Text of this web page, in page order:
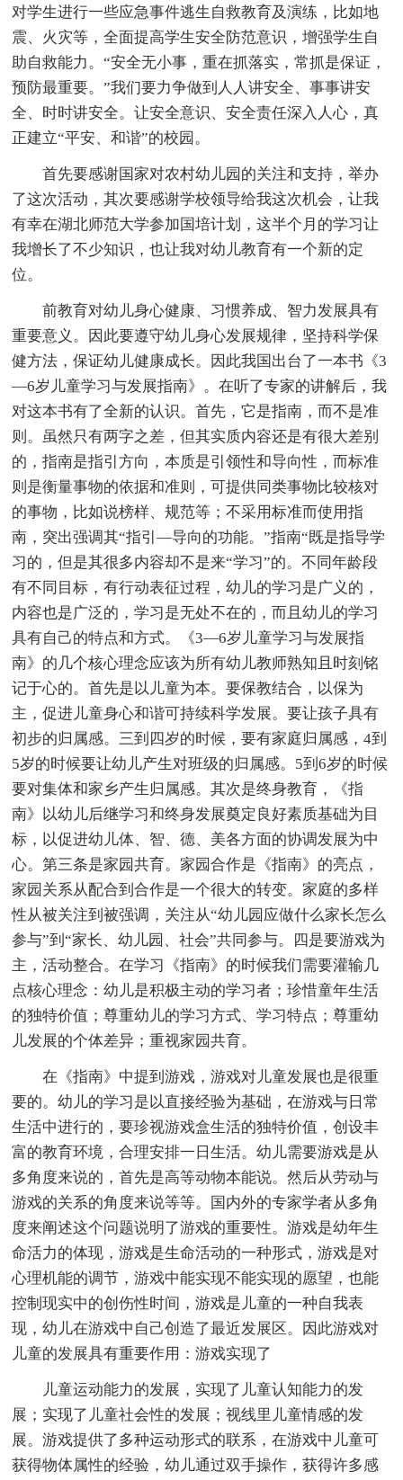
对学生进行一些应急事件逃生自救教育及演练，比如地
震、火灾等，全面提高学生安全防范意识，增强学生自
助自救能力。“安全无小事，重在抓落实，常抓是保证，
预防最重要。”我们要力争做到人人讲安全、事事讲安
全、时时讲安全。让安全意识、安全责任深入人心，真
正建立“平安、和谐”的校园。
首先要感谢国家对农村幼儿园的关注和支持，举办
了这次活动，其次要感谢学校领导给我这次机会，让我
有幸在湖北师范大学参加国培计划，这半个月的学习让
我增长了不少知识，也让我对幼儿教育有一个新的定
位。
前教育对幼儿身心健康、习惯养成、智力发展具有
重要意义。因此要遵守幼儿身心发展规律，坚持科学保
健方法，保证幼儿健康成长。因此我国出台了一本书《3
—6岁儿童学习与发展指南》。在听了专家的讲解后，我
对这本书有了全新的认识。首先，它是指南，而不是准
则。虽然只有两字之差，但其实质内容还是有很大差别
的，指南是指引方向，本质是引领性和导向性，而标准
则是衡量事物的依据和准则，可提供同类事物比较核对
的事物，比如说榜样、规范等；不采用标准而使用指
南，突出强调其“指引—导向的功能。”指南“既是指导学
习的，但是其很多内容却不是来“学习”的。不同年龄段
有不同目标，有行动表征过程，幼儿的学习是广义的，
内容也是广泛的，学习是无处不在的，而且幼儿的学习
具有自己的特点和方式。《3—6岁儿童学习与发展指
南》的几个核心理念应该为所有幼儿教师熟知且时刻铭
记于心的。首先是以儿童为本。要保教结合，以保为
主，促进儿童身心和谐可持续科学发展。要让孩子具有
初步的归属感。三到四岁的时候，要有家庭归属感，4到
5岁的时候要让幼儿产生对班级的归属感。5到6岁的时候
要对集体和家乡产生归属感。其次是终身教育，《指
南》以幼儿后继学习和终身发展奠定良好素质基础为目
标，以促进幼儿体、智、德、美各方面的协调发展为中
心。第三条是家园共育。家园合作是《指南》的亮点，
家园关系从配合到合作是一个很大的转变。家庭的多样
性从被关注到被强调，关注从“幼儿园应做什么家长怎么
参与”到“家长、幼儿园、社会”共同参与。四是要游戏为
主，活动整合。在学习《指南》的时候我们需要灌输几
点核心理念：幼儿是积极主动的学习者；珍惜童年生活
的独特价值；尊重幼儿的学习方式、学习特点；尊重幼
儿发展的个体差异；重视家园共育。
在《指南》中提到游戏，游戏对儿童发展也是很重
要的。幼儿的学习是以直接经验为基础，在游戏与日常
生活中进行的，要珍视游戏盒生活的独特价值，创设丰
富的教育环境，合理安排一日生活。幼儿需要游戏是从
多角度来说的，首先是高等动物本能说。然后从劳动与
游戏的关系的角度来说等等。国内外的专家学者从多角
度来阐述这个问题说明了游戏的重要性。游戏是幼年生
命活力的体现，游戏是生命活动的一种形式，游戏是对
心理机能的调节，游戏中能实现不能实现的愿望，也能
控制现实中的创伤性时间，游戏是儿童的一种自我表
现，幼儿在游戏中自己创造了最近发展区。因此游戏对
儿童的发展具有重要作用：游戏实现了
儿童运动能力的发展，实现了儿童认知能力的发
展；实现了儿童社会性的发展；视线里儿童情感的发
展。游戏提供了多种运动形式的联系，在游戏中儿童可
获得物体属性的经验，幼儿通过双手操作，获得许多感